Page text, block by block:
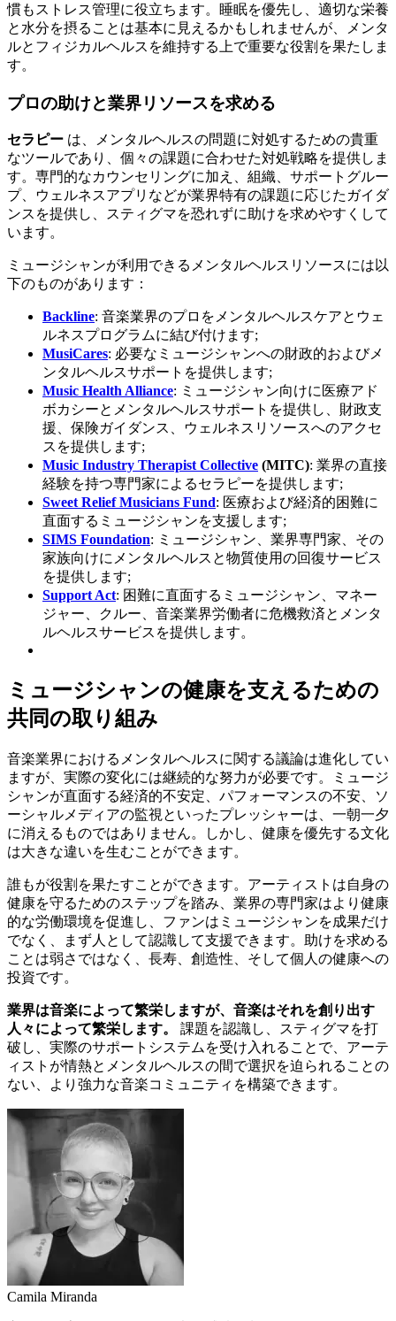
慣もストレス管理に役立ちます。睡眠を優先し、適切な栄養
と水分を摂ることは基本に見えるかもしれませんが、メンタ
ルとフィジカルヘルスを維持する上で重要な役割を果たしま
す。
プロの助けと業界リソースを求める
セラピー は、メンタルヘルスの問題に対処するための貴重
なツールであり、個々の課題に合わせた対処戦略を提供しま
す。専門的なカウンセリングに加え、組織、サポートグルー
プ、ウェルネスアプリなどが業界特有の課題に応じたガイダ
ンスを提供し、スティグマを恐れずに助けを求めやすくして
います。
ミュージシャンが利用できるメンタルヘルスリソースには以
下のものがあります：
Backline: 音楽業界のプロをメンタルヘルスケアとウェ
ルネスプログラムに結び付けます;
MusiCares: 必要なミュージシャンへの財政的およびメ
ンタルヘルスサポートを提供します;
Music Health Alliance: ミュージシャン向けに医療アド
ボカシーとメンタルヘルスサポートを提供し、財政支
援、保険ガイダンス、ウェルネスリソースへのアクセ
スを提供します;
Music Industry Therapist Collective (MITC): 業界の直接
経験を持つ専門家によるセラピーを提供します;
Sweet Relief Musicians Fund: 医療および経済的困難に
直面するミュージシャンを支援します;
SIMS Foundation: ミュージシャン、業界専門家、その
家族向けにメンタルヘルスと物質使用の回復サービス
を提供します;
Support Act: 困難に直面するミュージシャン、マネー
ジャー、クルー、音楽業界労働者に危機救済とメンタ
ルヘルスサービスを提供します。
ミュージシャンの健康を支えるための
共同の取り組み
音楽業界におけるメンタルヘルスに関する議論は進化してい
ますが、実際の変化には継続的な努力が必要です。ミュージ
シャンが直面する経済的不安定、パフォーマンスの不安、ソ
ーシャルメディアの監視といったプレッシャーは、一朝一夕
に消えるものではありません。しかし、健康を優先する文化
は大きな違いを生むことができます。
誰もが役割を果たすことができます。アーティストは自身の
健康を守るためのステップを踏み、業界の専門家はより健康
的な労働環境を促進し、ファンはミュージシャンを成果だけ
でなく、まず人として認識して支援できます。助けを求める
ことは弱さではなく、長寿、創造性、そして個人の健康への
投資です。
業界は音楽によって繁栄しますが、音楽はそれを創り出す
人々によって繁栄します。
課題を認識し、スティグマを打
破し、実際のサポートシステムを受け入れることで、アーテ
ィストが情熱とメンタルヘルスの間で選択を迫られることの
ない、より強力な音楽コミュニティを構築できます。
Camila Miranda